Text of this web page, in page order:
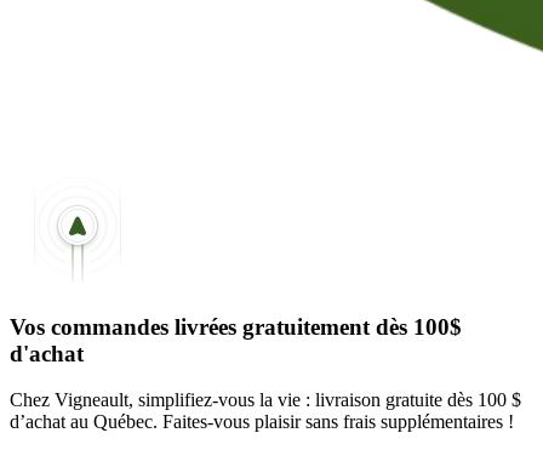
Vos commandes livrées gratuitement dès 100$
d'achat
Chez Vigneault, simplifiez-vous la vie : livraison gratuite dès 100 $
d’achat au Québec. Faites-vous plaisir sans frais supplémentaires !